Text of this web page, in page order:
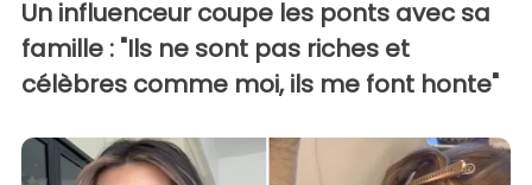
Un influenceur coupe les ponts avec sa
famille : "Ils ne sont pas riches et
célèbres comme moi, ils me font honte"